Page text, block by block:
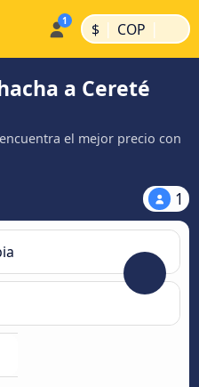
$ | COP |
a Cereté
el mejor precio con
1